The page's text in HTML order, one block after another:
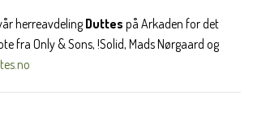
herreavdelingDuttes på Arkaden for det
fra Only & Sons, !Solid, Mads Nørgaard og